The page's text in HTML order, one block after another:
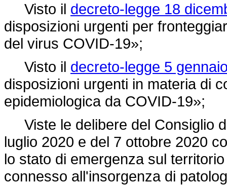
Visto il decreto-legge 18
disposizioni urgenti per
del virus COVID-19»;
Visto il decreto-legge 5
disposizioni urgenti in materia di
epidemiologica da COVID-19»;
Viste le delibere del Consiglio
luglio 2020 e del 7 ottobre 2020
lo stato di emergenza sul
connesso all'insorgenza di